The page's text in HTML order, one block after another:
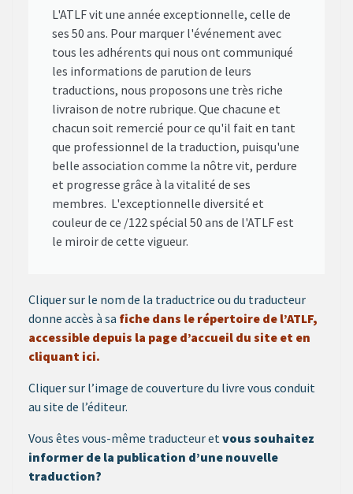
L'ATLF vit une année exceptionnelle, celle de
ses 50 ans. Pour marquer l'événement avec
tous les adhérents qui nous ont communiqué
les informations de parution de leurs
traductions, nous proposons une très riche
livraison de notre rubrique. Que chacune et
chacun soit remercié pour ce qu'il fait en tant
que professionnel de la traduction, puisqu'une
belle association comme la nôtre vit, perdure
et progresse grâce à la vitalité de ses
membres. L'exceptionnelle diversité et
couleur de ce /122 spécial 50 ans de l'ATLF est
le miroir de cette vigueur.
Cliquer sur le nom de la traductrice ou du traducteur
donne accès à sa fiche dans le répertoire de l’ATLF,
accessible depuis la page d’accueil du site et en
cliquant ici.
Cliquer sur l’image de couverture du livre vous conduit
au site de l’éditeur.
Vous êtes vous-même traducteur etvous souhaitez
informer de la publication d’une nouvelle
traduction?